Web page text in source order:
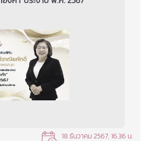
18 ธันวาคม 2567, 16.36 น.